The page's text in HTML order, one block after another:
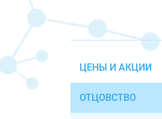
ЦЕНЫ И АКЦИИ
ОТЦОВСТВО